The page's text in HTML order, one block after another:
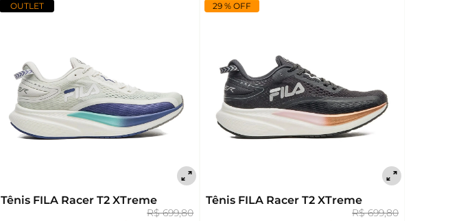
OUTLET
Tênis FILA Racer T2 XTreme
R$ 699,80
29 % OFF
Tênis FILA Racer T2 XTreme
R$ 699,80